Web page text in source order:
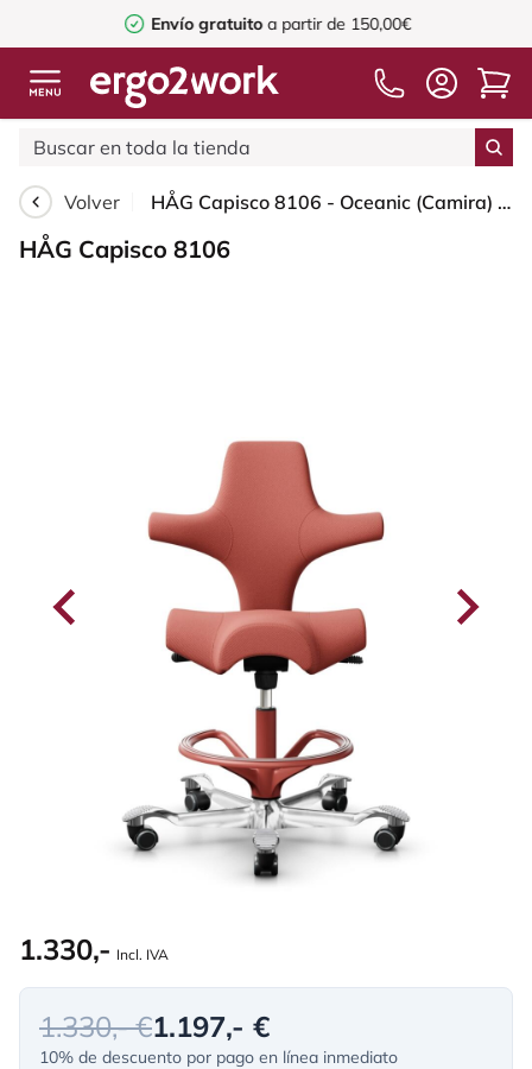
Envío gratuitoa partir de 150,00€
Volver HÅG Capisco 8106 - Oceanic (Camira) - Poliéster reciclado - OCI012 - Orange-red - Blush Rose - 265 mm (seat height 53-79cm) - Hard castors for soft floors
HÅG Capisco 8106
1.330,- Incl. IVA
1.330,- €1.197,- €
10% de descuento por pago en línea inmediato